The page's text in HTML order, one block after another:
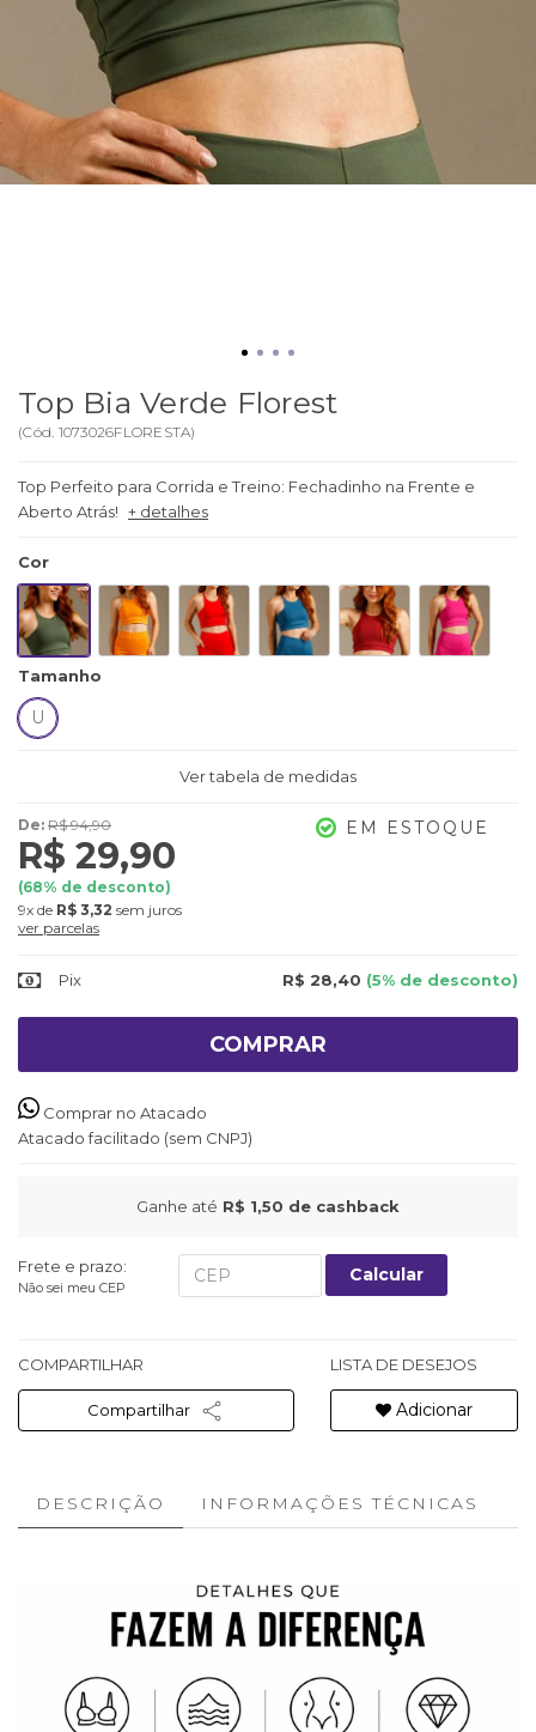
Top Bia Verde Florest
(Cód. 1073026FLORESTA)
Top Perfeito para Corrida e Treino: Fechadinho na Frente e
Aberto Atrás! + detalhes
Cor
Tamanho
U
Ver tabela de medidas
De: R$ 94,90
R$ 29,90
(68% de desconto)
9x de R$ 3,32 sem juros
ver parcelas
EM ESTOQUE
Pix R$ 28,40 (5% de desconto)
COMPRAR
Comprar no Atacado
Atacado facilitado (sem CNPJ)
Ganhe até R$ 1,50 de cashback
Frete e prazo:
Não sei meu CEP
Calcular
COMPARTILHAR
Compartilhar
LISTA DE DESEJOS
Adicionar
DESCRIÇÃO INFORMAÇÕES TÉCNICAS